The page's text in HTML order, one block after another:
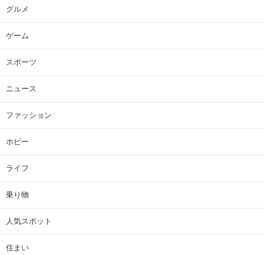
グルメ
ゲーム
スポーツ
ニュース
ファッション
ホビー
ライフ
乗り物
人気スポット
住まい